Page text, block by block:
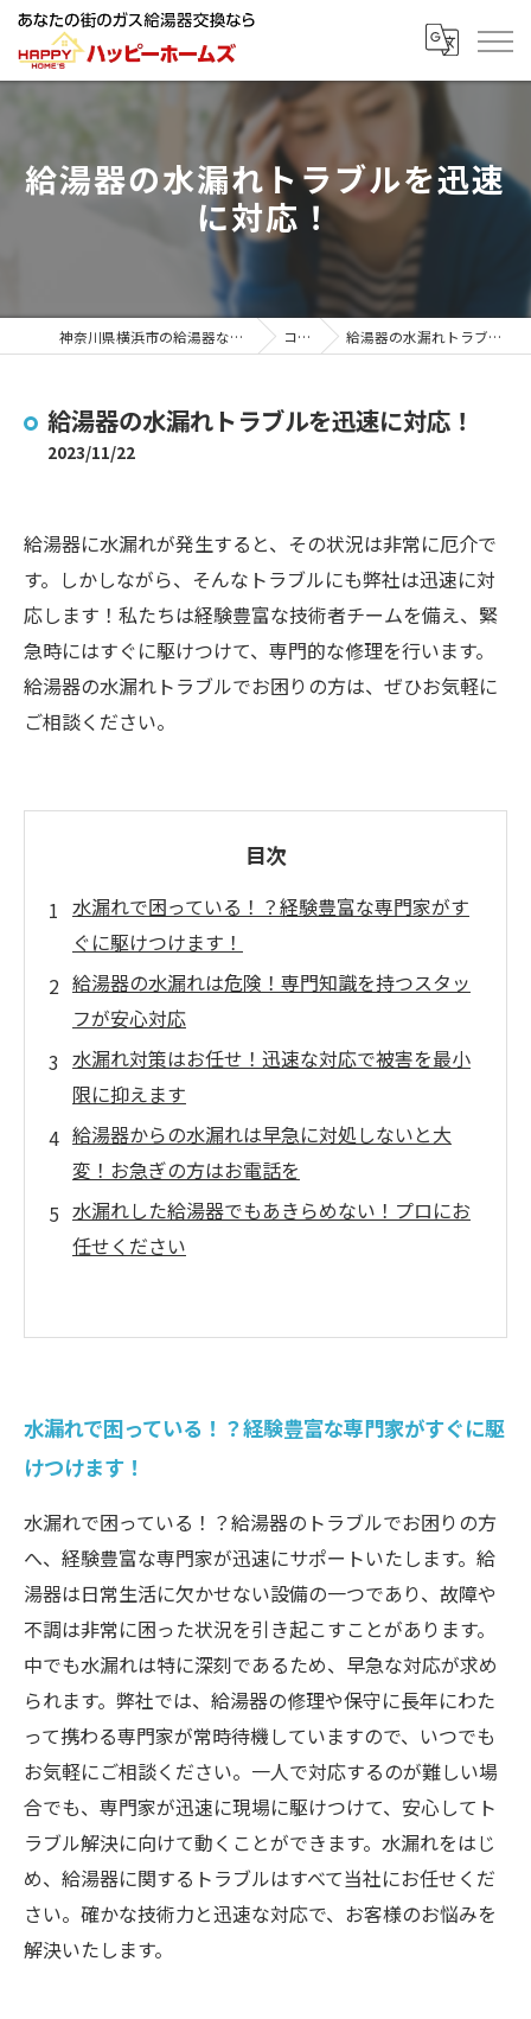
給湯器の水漏れトラブルを迅速
に対応！
神奈川県横浜市の給湯器ならハッピーホームズ コラム 給湯器の水漏れトラブルを迅速に対応！
給湯器の水漏れトラブルを迅速に対応！
2023/11/22
給湯器に水漏れが発生すると、その状況は非常に厄介で
す。しかしながら、そんなトラブルにも弊社は迅速に対
応します！私たちは経験豊富な技術者チームを備え、緊
急時にはすぐに駆けつけて、専門的な修理を行います。
給湯器の水漏れトラブルでお困りの方は、ぜひお気軽に
ご相談ください。
目次
水漏れで困っている！？経験豊富な専門家がす
ぐに駆けつけます！
給湯器の水漏れは危険！専門知識を持つスタッ
フが安心対応
水漏れ対策はお任せ！迅速な対応で被害を最小
限に抑えます
給湯器からの水漏れは早急に対処しないと大
変！お急ぎの方はお電話を
水漏れした給湯器でもあきらめない！プロにお
任せください
水漏れで困っている！？経験豊富な専門家がすぐに駆
けつけます！
水漏れで困っている！？給湯器のトラブルでお困りの方
へ、経験豊富な専門家が迅速にサポートいたします。給
湯器は日常生活に欠かせない設備の一つであり、故障や
不調は非常に困った状況を引き起こすことがあります。
中でも水漏れは特に深刻であるため、早急な対応が求め
られます。弊社では、給湯器の修理や保守に長年にわた
って携わる専門家が常時待機していますので、いつでも
お気軽にご相談ください。一人で対応するのが難しい場
合でも、専門家が迅速に現場に駆けつけて、安心してト
ラブル解決に向けて動くことができます。水漏れをはじ
め、給湯器に関するトラブルはすべて当社にお任せくだ
さい。確かな技術力と迅速な対応で、お客様のお悩みを
解決いたします。